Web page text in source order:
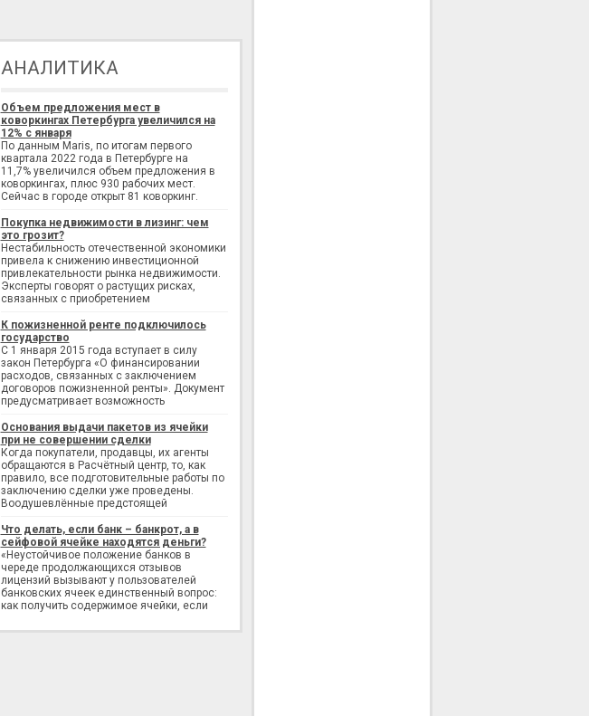
АНАЛИТИКА
Объем предложения мест в
коворкингах Петербурга увеличился на
12% с января
По данным Maris, по итогам первого
квартала 2022 года в Петербурге на
11,7% увеличился объем предложения в
коворкингах, плюс 930 рабочих мест.
Сейчас в городе открыт 81 коворкинг.
Покупка недвижимости в лизинг: чем
это грозит?
Нестабильность отечественной экономики
привела к снижению инвестиционной
привлекательности рынка недвижимости.
Эксперты говорят о растущих рисках,
связанных с приобретением
К пожизненной ренте подключилось
государство
С 1 января 2015 года вступает в силу
закон Петербурга «О финансировании
расходов, связанных с заключением
договоров пожизненной ренты». Документ
предусматривает возможность
Основания выдачи пакетов из ячейки
при не совершении сделки
Когда покупатели, продавцы, их агенты
обращаются в Расчётный центр, то, как
правило, все подготовительные работы по
заключению сделки уже проведены.
Воодушевлённые предстоящей
Что делать, если банк – банкрот, а в
сейфовой ячейке находятся деньги?
«Неустойчивое положение банков в
череде продолжающихся отзывов
лицензий вызывают у пользователей
банковских ячеек единственный вопрос:
как получить содержимое ячейки, если